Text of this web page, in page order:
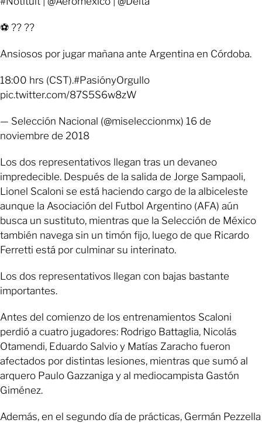
⚽️ ?? ??
Ansiosos por jugar mañana ante Argentina en Córdoba.
18:00 hrs (CST).#PasiónyOrgullo
pic.twitter.com/87S5S6w8zW
— Selección Nacional (@miseleccionmx) 16 de
noviembre de 2018
Los dos representativos llegan tras un devaneo
impredecible. Después de la salida de Jorge Sampaoli,
Lionel Scaloni se está haciendo cargo de la albiceleste
aunque la Asociación del Futbol Argentino (AFA) aún
busca un sustituto, mientras que la Selección de México
también navega sin un timón fijo, luego de que Ricardo
Ferretti está por culminar su interinato.
Los dos representativos llegan con bajas bastante
importantes.
Antes del comienzo de los entrenamientos Scaloni
perdió a cuatro jugadores: Rodrigo Battaglia, Nicolás
Otamendi, Eduardo Salvio y Matías Zaracho fueron
afectados por distintas lesiones, mientras que sumó al
arquero Paulo Gazzaniga y al mediocampista Gastón
Giménez.
Además, en el segundo día de prácticas, Germán Pezzella